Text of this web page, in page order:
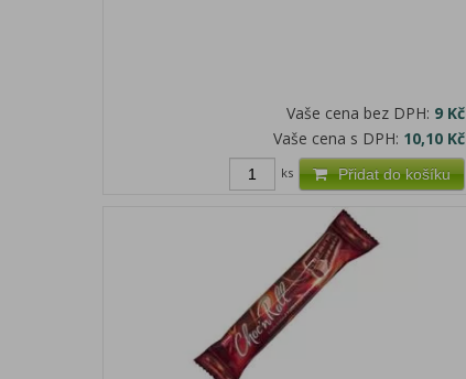
Vaše cena bez DPH: 9 Kč
Vaše cena s DPH: 10,10 Kč
Přidat do košíku
ks